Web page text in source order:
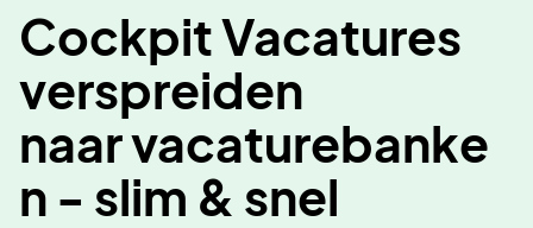
Cockpit Vacatures
verspreiden
naar vacaturebanke
n - slim & snel